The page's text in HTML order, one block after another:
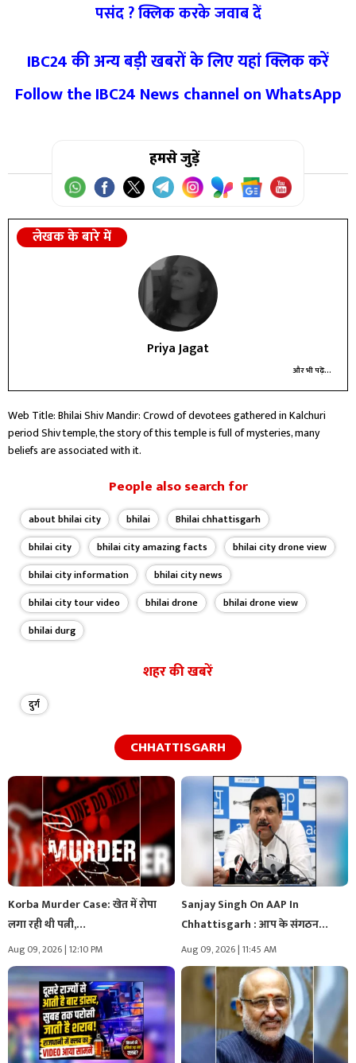
पसंद ? क्लिक करके जवाब दें
IBC24 की अन्य बड़ी खबरों के लिए यहां क्लिक करें
Follow the IBC24 News channel on WhatsApp
हमसे जुड़ें
लेखक के बारे में
Priya Jagat
और भी पढ़ें...
Web Title: Bhilai Shiv Mandir: Crowd of devotees gathered in Kalchuri
period Shiv temple, the story of this temple is full of mysteries, many
beliefs are associated with it.
People also search for
about bhilai city bhilai
Bhilai chhattisgarh
bhilai city
bhilai city amazing facts
bhilai city drone view
bhilai city information
bhilai city news
bhilai city tour video
bhilai drone
bhilai drone view
bhilai durg
शहर की खबरें
दुर्ग
CHHATTISGARH
Korba Murder Case: खेत में रोपा
लगा रही थी पत्नी,…
Aug 09, 2026 | 12:10 PM
Sanjay Singh On AAP In
Chhattisgarh : आप के संगठन…
Aug 09, 2026 | 11:45 AM